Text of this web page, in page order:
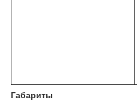
Габариты